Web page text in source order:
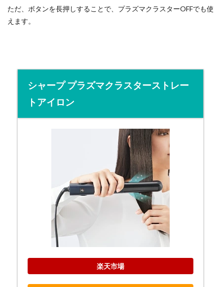
ただ、ボタンを長押しすることで、プラズマクラスターOFFでも使
えます。
シャープ プラズマクラスターストレー
トアイロン
楽天市場